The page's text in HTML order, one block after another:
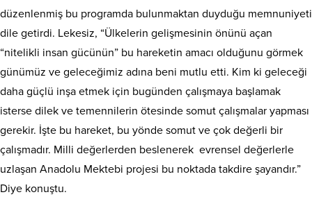
düzenlenmiş bu programda bulunmaktan duyduğu memnuniyeti
dile getirdi. Lekesiz, “Ülkelerin gelişmesinin önünü açan
“nitelikli insan gücünün” bu hareketin amacı olduğunu görmek
günümüz ve geleceğimiz adına beni mutlu etti. Kim ki geleceği
daha güçlü inşa etmek için bugünden çalışmaya başlamak
isterse dilek ve temennilerin ötesinde somut çalışmalar yapması
gerekir. İşte bu hareket, bu yönde somut ve çok değerli bir
çalışmadır. Milli değerlerden beslenerek evrensel değerlerle
uzlaşan Anadolu Mektebi projesi bu noktada takdire şayandır.”
Diye konuştu.